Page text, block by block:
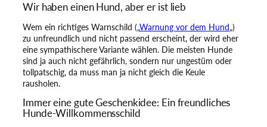
g
Wir haben einen Hund, aber er ist lieb
Wem ein richtiges Warnschild („Warnung vor dem Hund„)
zu unfreundlich und nicht passend erscheint, der wird eher
eine sympathischere Variante wählen. Die meisten Hunde
sind ja auch nicht gefährlich, sondern nur ungestüm oder
tollpatschig, da muss man ja nicht gleich die Keule
rausholen.
Immer eine gute Geschenkidee: Ein freundliches
Hunde-Willkommensschild